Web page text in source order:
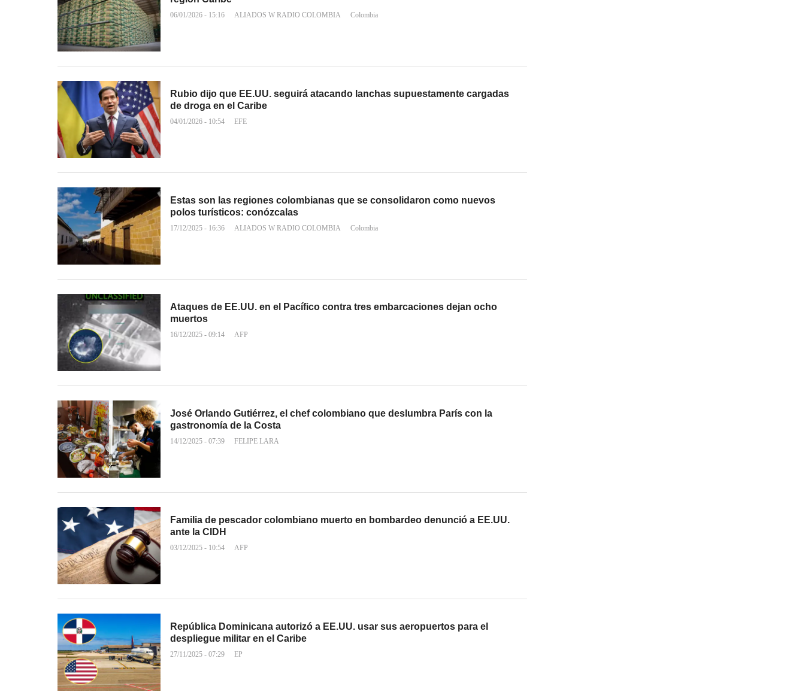
06/01/2026 - 15:16 ALIADOS W RADIO COLOMBIA Colombia
Rubio dijo que EE.UU. seguirá atacando lanchas supuestamente cargadas
de droga en el Caribe
04/01/2026 - 10:54 EFE
Estas son las regiones colombianas que se consolidaron como nuevos
polos turísticos: conózcalas
17/12/2025 - 16:36 ALIADOS W RADIO COLOMBIA Colombia
Ataques de EE.UU. en el Pacífico contra tres embarcaciones dejan ocho
muertos
16/12/2025 - 09:14 AFP
José Orlando Gutiérrez, el chef colombiano que deslumbra París con la
gastronomía de la Costa
14/12/2025 - 07:39 FELIPE LARA
Familia de pescador colombiano muerto en bombardeo denunció a EE.UU.
ante la CIDH
03/12/2025 - 10:54 AFP
República Dominicana autorizó a EE.UU. usar sus aeropuertos para el
despliegue militar en el Caribe
27/11/2025 - 07:29 EP